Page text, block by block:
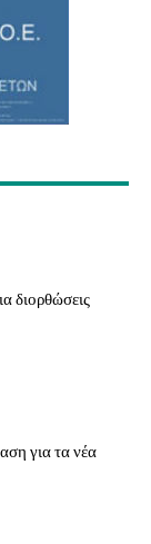
διορθώσεις
για τα νέα